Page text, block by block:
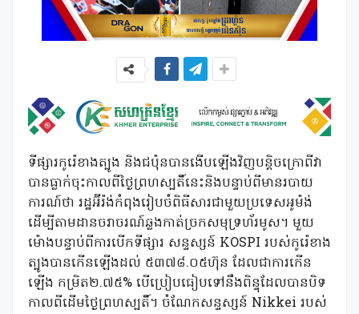
ទីផ្សារកូរ៉េខាងត្បូង និងជប៉ុនបានងើបឡើងវិញបន្តិចក្រោពីវា
បានធ្លាក់ចុះកាលពីថ្ងៃព្រហស្បតិ៍នេះនិងបន្ទាប់ពីមានរបាយ
ការណ៍ថា រដ្ឋអ៊ីរ៉ង់កំពុងរៀបចំពិធីសារជាមួយប្រទេសអូម៉ង់
ដើម្បីតាមដានចរាចរណ៍ឆ្លងកាត់ច្រកសមុទ្រហ័រមូស។ មួយ
ម៉ោងបន្ទាប់ពីការបើកទីផ្សារ សន្ទស្សន៍ KOSPI របស់កូរ៉េខាង
ត្បូងបានកើនឡើងដល់ ៥៣៧៨.០៥ហ៊ុន ដែលជាការកើន
ឡើង កម្រិត២.៧៥% បើប្រៀបធៀបទៅនឹងពិន្ទុដែលបានបិទ
កាលពីដើមថ្ងៃព្រហស្បតិ៍។ ចំណែកសន្ទស្សន៍ Nikkei របស់